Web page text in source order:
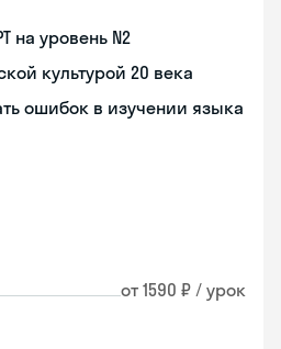
на уровень N2
культурой 20 века
ошибок в изучении языка
от 1590 ₽ / урок